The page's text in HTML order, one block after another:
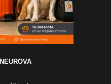
NEUROVA